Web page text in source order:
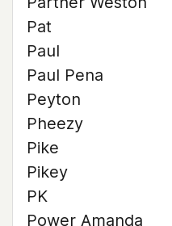
Pat
Paul
Paul Pena
Peyton
Pheezy
Pike
Pikey
PK
Power Amanda